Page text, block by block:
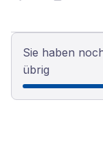
Sie haben
übrig